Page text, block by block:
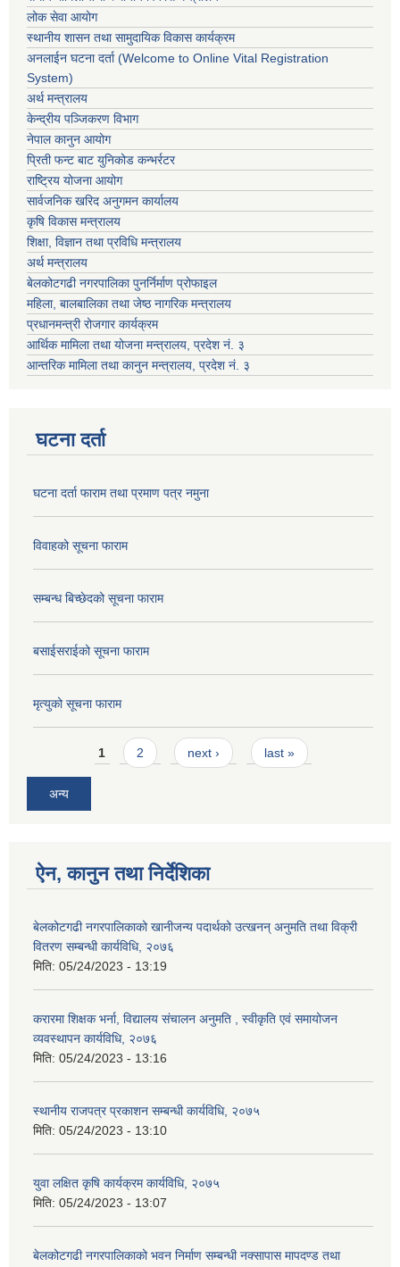
लोक सेवा आयोग
स्थानीय शासन तथा सामुदायिक विकास कार्यक्रम
अनलाईन घटना दर्ता (Welcome to Online Vital Registration
System)
अर्थ मन्त्रालय
केन्द्रीय पञ्जिकरण विभाग
नेपाल कानुन आयोग
प्रिती फन्ट बाट युनिकोड कन्भर्रटर
राष्ट्रिय योजना आयोग
सार्वजनिक खरिद अनुगमन कार्यालय
कृषि विकास मन्त्रालय
शिक्षा, विज्ञान तथा प्रविधि मन्त्रालय
अर्थ मन्त्रालय
बेलकोटगढी नगरपालिका पुनर्निर्माण प्रोफाइल
महिला, बालबालिका तथा जेष्ठ नागरिक मन्त्रालय
प्रधानमन्त्री रोजगार कार्यक्रम
आर्थिक मामिला तथा योजना मन्त्रालय, प्रदेश नं. ३
आन्तरिक मामिला तथा कानुन मन्त्रालय, प्रदेश नं. ३
घटना दर्ता
घटना दर्ता फाराम तथा प्रमाण पत्र नमुना
विवाहको सूचना फाराम
सम्बन्ध बिच्छेदको सूचना फाराम
बसाईसराईको सूचना फाराम
मृत्युको सूचना फाराम
Pages1 2 next › last »
अन्य
ऐन, कानुन तथा निर्देशिका
बेलकोटगढी नगरपालिकाको खानीजन्य पदार्थको उत्खनन् अनुमति तथा विक्री
वितरण सम्बन्धी कार्यविधि, २०७६
मिति: 05/24/2023 - 13:19
करारमा शिक्षक भर्ना, विद्यालय संचालन अनुमति , स्वीकृति एवं समायोजन
व्यवस्थापन कार्यविधि, २०७६
मिति: 05/24/2023 - 13:16
स्थानीय राजपत्र प्रकाशन सम्बन्धी कार्यविधि, २०७५
मिति: 05/24/2023 - 13:10
युवा लक्षित कृषि कार्यक्रम कार्यविधि, २०७५
मिति: 05/24/2023 - 13:07
बेलकोटगढी नगरपालिकाको भवन निर्माण सम्बन्धी नक्सापास मापदण्ड तथा